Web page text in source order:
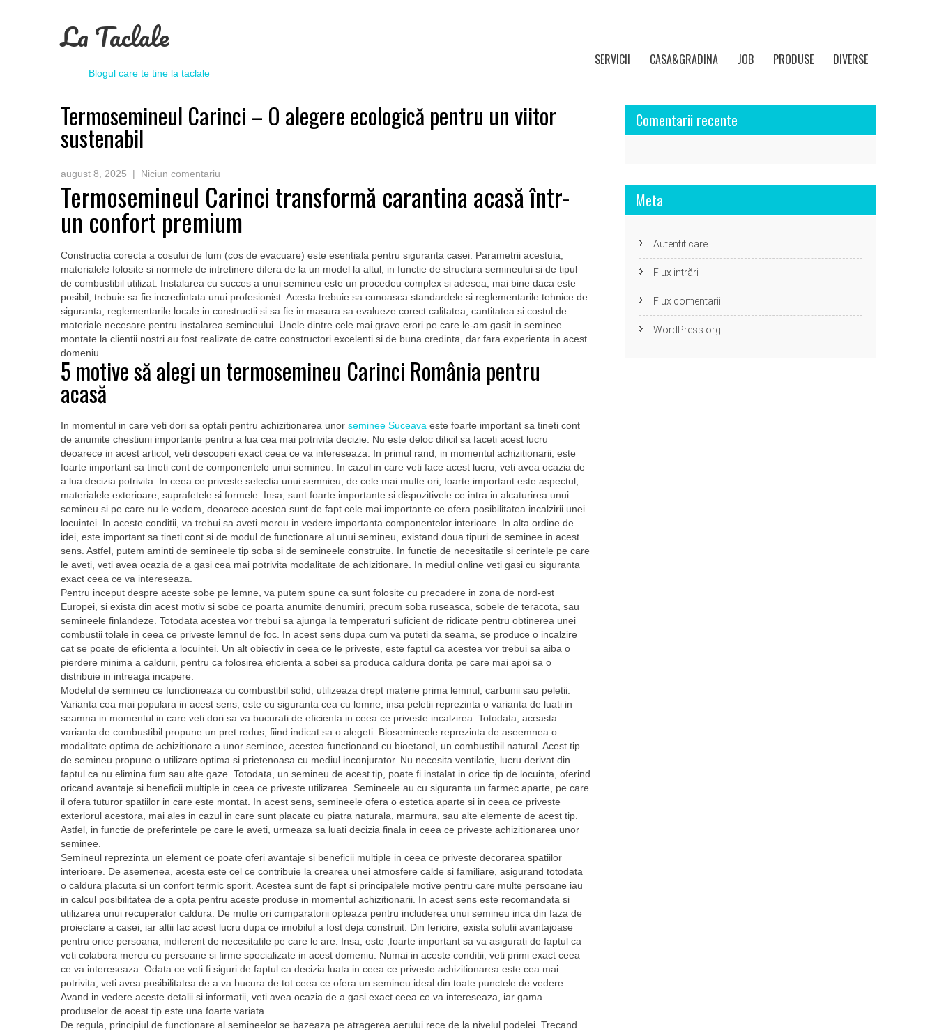
La Taclale
Blogul care te tine la taclale
SERVICII CASA&GRADINA JOB PRODUSE DIVERSE
Termosemineul Carinci – O alegere ecologică pentru un viitor
sustenabil
august 8, 2025 | Niciun comentariu
Termosemineul Carinci transformă carantina acasă într-
un confort premium
Constructia corecta a cosului de fum (cos de evacuare) este esentiala pentru siguranta casei. Parametrii acestuia,
materialele folosite si normele de intretinere difera de la un model la altul, in functie de structura semineului si de tipul
de combustibil utilizat. Instalarea cu succes a unui semineu este un procedeu complex si adesea, mai bine daca este
posibil, trebuie sa fie incredintata unui profesionist. Acesta trebuie sa cunoasca standardele si reglementarile tehnice de
siguranta, reglementarile locale in constructii si sa fie in masura sa evalueze corect calitatea, cantitatea si costul de
materiale necesare pentru instalarea semineului. Unele dintre cele mai grave erori pe care le-am gasit in seminee
montate la clientii nostri au fost realizate de catre constructori excelenti si de buna credinta, dar fara experienta in acest
domeniu.
5 motive să alegi un termosemineu Carinci România pentru
acasă
In momentul in care veti dori sa optati pentru achizitionarea unor seminee Suceava este foarte important sa tineti cont
de anumite chestiuni importante pentru a lua cea mai potrivita decizie. Nu este deloc dificil sa faceti acest lucru
deoarece in acest articol, veti descoperi exact ceea ce va intereseaza. In primul rand, in momentul achizitionarii, este
foarte important sa tineti cont de componentele unui semineu. In cazul in care veti face acest lucru, veti avea ocazia de
a lua decizia potrivita. In ceea ce priveste selectia unui semnieu, de cele mai multe ori, foarte important este aspectul,
materialele exterioare, suprafetele si formele. Insa, sunt foarte importante si dispozitivele ce intra in alcaturirea unui
semineu si pe care nu le vedem, deoarece acestea sunt de fapt cele mai importante ce ofera posibilitatea incalzirii unei
locuintei. In aceste conditii, va trebui sa aveti mereu in vedere importanta componentelor interioare. In alta ordine de
idei, este important sa tineti cont si de modul de functionare al unui semineu, existand doua tipuri de seminee in acest
sens. Astfel, putem aminti de semineele tip soba si de semineele construite. In functie de necesitatile si cerintele pe care
le aveti, veti avea ocazia de a gasi cea mai potrivita modalitate de achizitionare. In mediul online veti gasi cu siguranta
exact ceea ce va intereseaza.
Pentru inceput despre aceste sobe pe lemne, va putem spune ca sunt folosite cu precadere in zona de nord-est
Europei, si exista din acest motiv si sobe ce poarta anumite denumiri, precum soba ruseasca, sobele de teracota, sau
semineele finlandeze. Totodata acestea vor trebui sa ajunga la temperaturi suficient de ridicate pentru obtinerea unei
combustii tolale in ceea ce priveste lemnul de foc. In acest sens dupa cum va puteti da seama, se produce o incalzire
cat se poate de eficienta a locuintei. Un alt obiectiv in ceea ce le priveste, este faptul ca acestea vor trebui sa aiba o
pierdere minima a caldurii, pentru ca folosirea eficienta a sobei sa produca caldura dorita pe care mai apoi sa o
distribuie in intreaga incapere.
Modelul de semineu ce functioneaza cu combustibil solid, utilizeaza drept materie prima lemnul, carbunii sau peletii.
Varianta cea mai populara in acest sens, este cu siguranta cea cu lemne, insa peletii reprezinta o varianta de luati in
seamna in momentul in care veti dori sa va bucurati de eficienta in ceea ce priveste incalzirea. Totodata, aceasta
varianta de combustibil propune un pret redus, fiind indicat sa o alegeti. Biosemineele reprezinta de aseemnea o
modalitate optima de achizitionare a unor seminee, acestea functionand cu bioetanol, un combustibil natural. Acest tip
de semineu propune o utilizare optima si prietenoasa cu mediul inconjurator. Nu necesita ventilatie, lucru derivat din
faptul ca nu elimina fum sau alte gaze. Totodata, un semineu de acest tip, poate fi instalat in orice tip de locuinta, oferind
oricand avantaje si beneficii multiple in ceea ce priveste utilizarea. Semineele au cu siguranta un farmec aparte, pe care
il ofera tuturor spatiilor in care este montat. In acest sens, semineele ofera o estetica aparte si in ceea ce priveste
exteriorul acestora, mai ales in cazul in care sunt placate cu piatra naturala, marmura, sau alte elemente de acest tip.
Astfel, in functie de preferintele pe care le aveti, urmeaza sa luati decizia finala in ceea ce priveste achizitionarea unor
seminee.
Semineul reprezinta un element ce poate oferi avantaje si beneficii multiple in ceea ce priveste decorarea spatiilor
interioare. De asemenea, acesta este cel ce contribuie la crearea unei atmosfere calde si familiare, asigurand totodata
o caldura placuta si un confort termic sporit. Acestea sunt de fapt si principalele motive pentru care multe persoane iau
in calcul posibilitatea de a opta pentru aceste produse in momentul achizitionarii. In acest sens este recomandata si
utilizarea unui recuperator caldura. De multe ori cumparatorii opteaza pentru includerea unui semineu inca din faza de
proiectare a casei, iar altii fac acest lucru dupa ce imobilul a fost deja construit. Din fericire, exista solutii avantajoase
pentru orice persoana, indiferent de necesitatile pe care le are. Insa, este ,foarte important sa va asigurati de faptul ca
veti colabora mereu cu persoane si firme specializate in acest domeniu. Numai in aceste conditii, veti primi exact ceea
ce va intereseaza. Odata ce veti fi siguri de faptul ca decizia luata in ceea ce priveste achizitionarea este cea mai
potrivita, veti avea posibilitatea de a va bucura de tot ceea ce ofera un semineu ideal din toate punctele de vedere.
Avand in vedere aceste detalii si informatii, veti avea ocazia de a gasi exact ceea ce va intereseaza, iar gama
produselor de acest tip este una foarte variata.
De regula, principiul de functionare al semineelor se bazeaza pe atragerea aerului rece de la nivelul podelei. Trecand
Comentarii recente
Meta
Autentificare
Flux intrări
Flux comentarii
WordPress.org